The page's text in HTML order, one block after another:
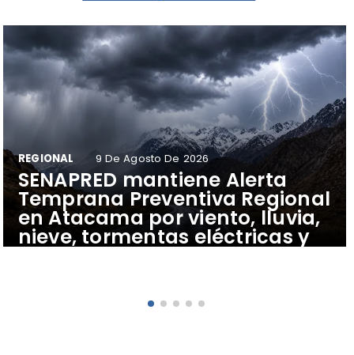
SENAPRED mantiene Alerta
Temprana Preventiva Regional
en Atacama por viento, lluvia,
nieve, tormentas eléctricas y
REGIONAL 9 De Agosto De 2026